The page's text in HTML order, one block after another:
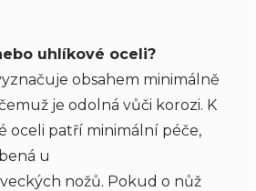
uhlíkové oceli?
obsahem minimálně
je odolná vůči korozi. K
oceli patří minimální péče,
u
nožů. Pokud o nůž